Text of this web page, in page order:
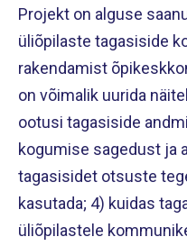
Projekt on alguse
üliõpilaste tagasiside
rakendamist
on võimalik uurida
ootusi tagasiside
kogumise sagedust ja
tagasisidet otsuste
kasutada; 4) kuidas
üliõpilastele